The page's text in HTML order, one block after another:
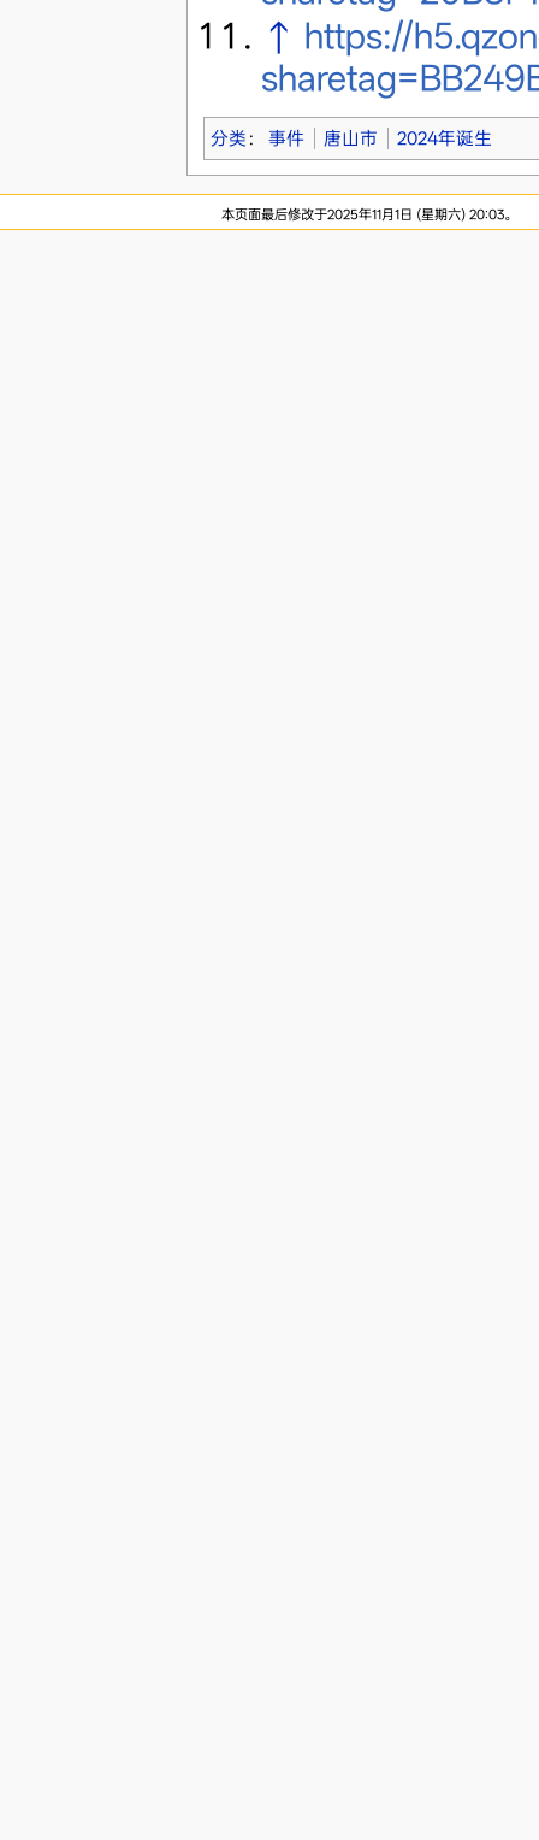
↑ https://
分类 ： 事件 唐山市 2024年诞生
本页面最后修改于2025年11月1日 (星期六) 20:03。